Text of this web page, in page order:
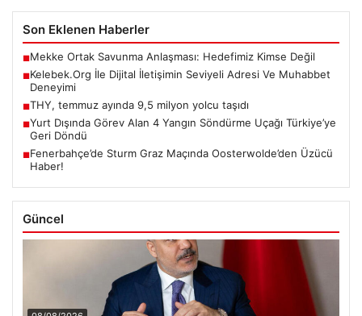
Son Eklenen Haberler
■Mekke Ortak Savunma Anlaşması: Hedefimiz Kimse Değil
■Kelebek.Org İle Dijital İletişimin Seviyeli Adresi Ve Muhabbet
Deneyimi
■THY, temmuz ayında 9,5 milyon yolcu taşıdı
■Yurt Dışında Görev Alan 4 Yangın Söndürme Uçağı Türkiye’ye
Geri Döndü
■Fenerbahçe’de Sturm Graz Maçında Oosterwolde’den Üzücü
Haber!
Güncel